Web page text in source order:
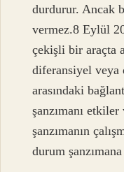
durdurur. Ancak
vermez.8 Eylül
çekişli bir araçta
diferansiyel
arasındaki
şanzımanı
şanzımanın
durum